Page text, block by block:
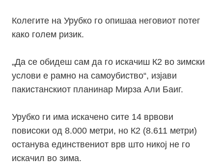
Колегите на Урубко го опишаа неговиот потег
како голем ризик.
„Да се обидеш сам да го искачиш К2 во зимски
услови е рамно на самоубиство“, изјави
пакистанскиот планинар Мирза Али Баиг.
Урубко ги има искачено сите 14 врвови
повисоки од 8.000 метри, но К2 (8.611 метри)
останува единствениот врв што никој не го
искачил во зима.